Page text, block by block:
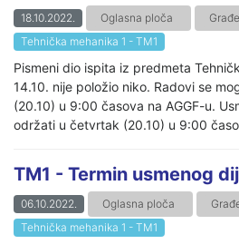
18.10.2022. Oglasna ploča
Tehnička mehanika 1 - TM1
Pismeni dio ispita iz predmeta
14.10. nije položio niko. Radovi se
(20.10) u 9:00 časova na AGGF-u.
održati u četvrtak (20.10) u 9:00
TM1 - Termin usmenog
06.10.2022. Oglasna ploča
Tehnička mehanika 1 - TM1